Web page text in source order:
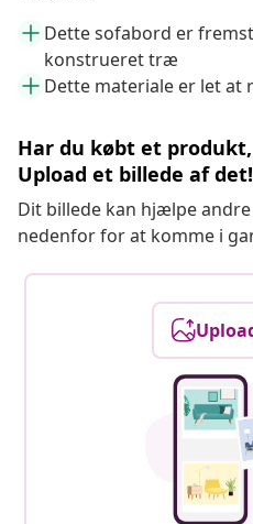
Dette sofabord er
konstrueret træ
Dette materiale er let at
Har du købt et
Upload et billede af det!
Dit billede kan hjælpe
nedenfor for at komme i